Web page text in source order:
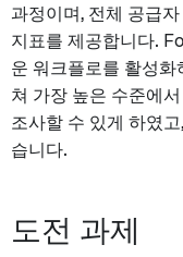
과정이며, 전체 공급
지표를 제공합니다.
운 워크플로를 활성화
쳐 가장 높은 수준에
조사할 수 있게 하였
습니다.
도전 과제